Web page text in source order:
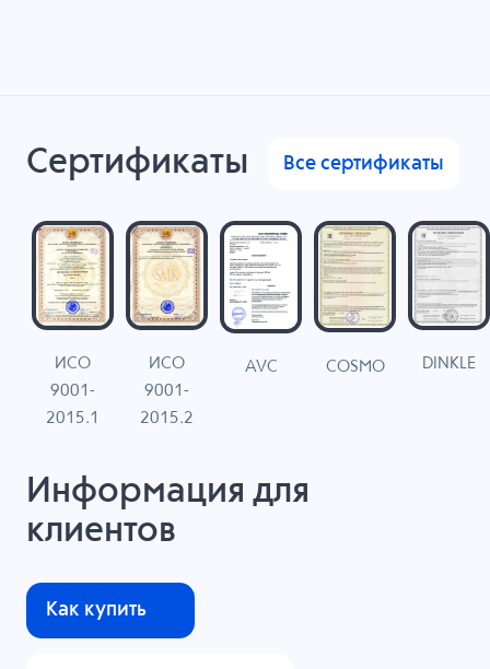
Сертификаты Все сертификаты
ИСО
9001-
2015.1
ИСО
9001-
2015.2
AVC COSMO DINKLE
Информация для
клиентов
Как купить